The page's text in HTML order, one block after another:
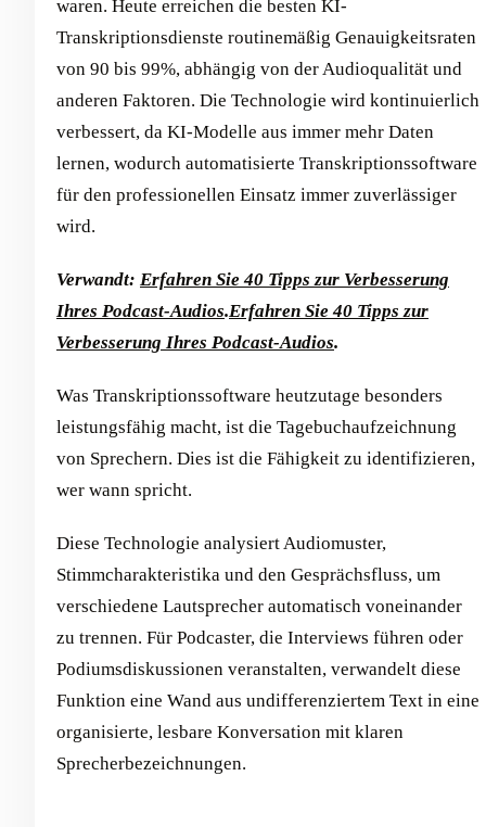
waren. Heute erreichen die besten KI-
Transkriptionsdienste routinemäßig Genauigkeitsraten
von 90 bis 99%, abhängig von der Audioqualität und
anderen Faktoren. Die Technologie wird kontinuierlich
verbessert, da KI-Modelle aus immer mehr Daten
lernen, wodurch automatisierte Transkriptionssoftware
für den professionellen Einsatz immer zuverlässiger
wird.
Verwandt: Erfahren Sie 40 Tipps zur Verbesserung
Ihres Podcast-Audios.Erfahren Sie 40 Tipps zur
Verbesserung Ihres Podcast-Audios.
Was Transkriptionssoftware heutzutage besonders
leistungsfähig macht, ist die Tagebuchaufzeichnung
von Sprechern. Dies ist die Fähigkeit zu identifizieren,
wer wann spricht.
Diese Technologie analysiert Audiomuster,
Stimmcharakteristika und den Gesprächsfluss, um
verschiedene Lautsprecher automatisch voneinander
zu trennen. Für Podcaster, die Interviews führen oder
Podiumsdiskussionen veranstalten, verwandelt diese
Funktion eine Wand aus undifferenziertem Text in eine
organisierte, lesbare Konversation mit klaren
Sprecherbezeichnungen.